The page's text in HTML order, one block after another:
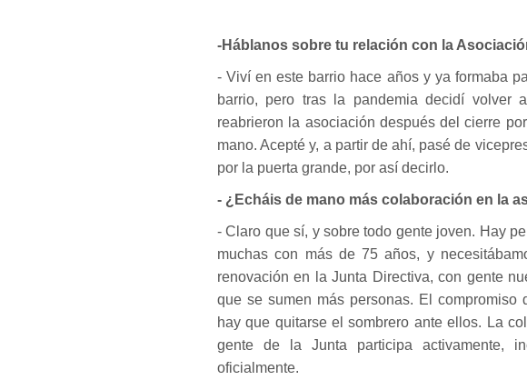
-Háblanos sobre tu relación con la
- Viví en este barrio hace años y ya formaba
barrio, pero tras la pandemia decidí volver
reabrieron la asociación después del cierre
mano. Acepté y, a partir de ahí, pasé de
por la puerta grande, por así decirlo.
- ¿Echáis de mano más colaboración en la
- Claro que sí, y sobre todo gente joven. Hay
muchas con más de 75 años, y
renovación en la Junta Directiva, con gente
que se sumen más personas. El compromiso
hay que quitarse el sombrero ante ellos. La
gente de la Junta participa activamente,
oficialmente.